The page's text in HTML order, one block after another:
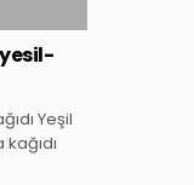
Yeşil